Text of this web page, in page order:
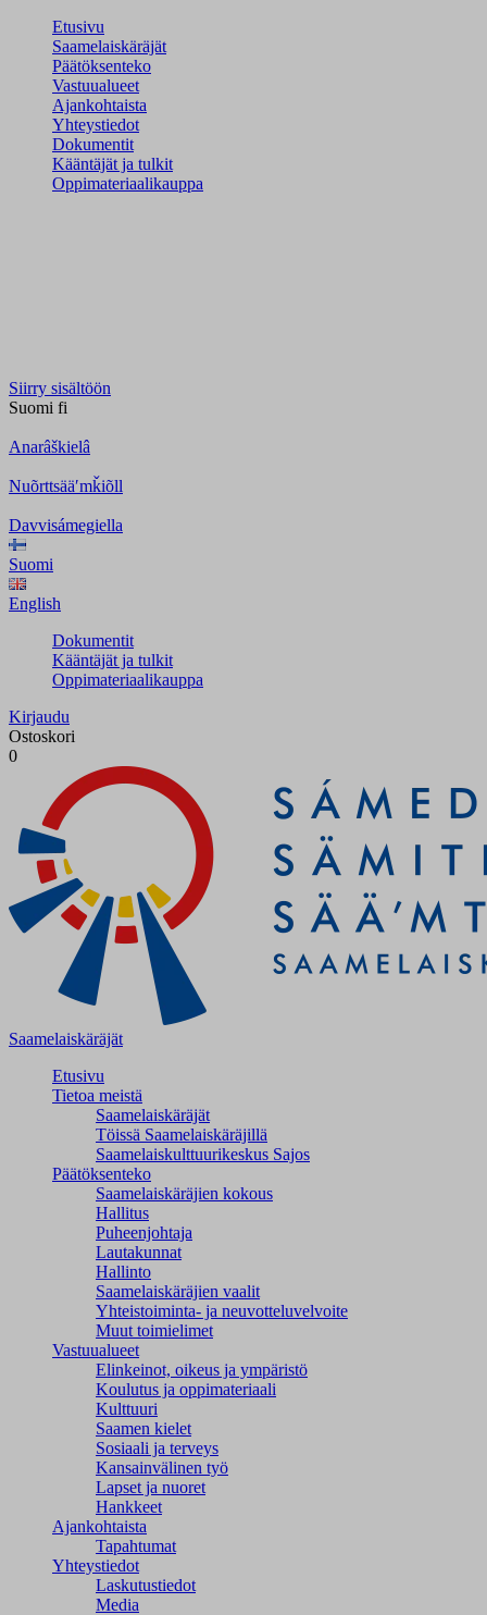
Etusivu
Saamelaiskäräjät
Päätöksenteko
Vastuualueet
Ajankohtaista
Yhteystiedot
Dokumentit
Kääntäjät ja tulkit
Oppimateriaalikauppa
Siirry sisältöön
Suomi fi
Anarâškielâ
Nuõrttsääʹmǩiõll
Davvisámegiella
Suomi
English
Dokumentit
Kääntäjät ja tulkit
Oppimateriaalikauppa
Kirjaudu
Ostoskori
0
Saamelaiskäräjät
Etusivu
Tietoa meistä
Saamelaiskäräjät
Töissä Saamelaiskäräjillä
Saamelaiskulttuuri­keskus Sajos
Päätöksenteko
Saamelaiskäräjien kokous
Hallitus
Puheenjohtaja
Lautakunnat
Hallinto
Saamelaiskäräjien vaalit
Yhteistoiminta- ja neuvotteluvelvoite
Muut toimielimet
Vastuualueet
Elinkeinot, oikeus ja ympäristö
Koulutus ja oppimateriaali
Kulttuuri
Saamen kielet
Sosiaali ja terveys
Kansainvälinen työ
Lapset ja nuoret
Hankkeet
Ajankohtaista
Tapahtumat
Yhteystiedot
Laskutustiedot
Media